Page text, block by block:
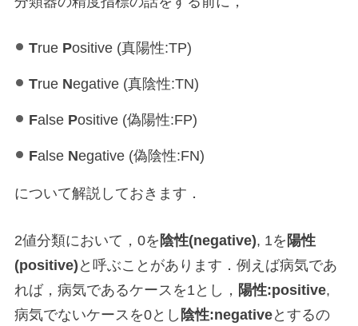
True Positive (真陽性:TP)
True Negative (真陰性:TN)
False Positive (偽陽性:FP)
False Negative (偽陰性:FN)
について解説しておきます．
2値分類において，0を 陰性(negative), 1を 陽性
(positive) と呼ぶことがあります．例えば病気であ
れば，病気であるケースを1とし， 陽性:positive,
病気でないケースを0とし 陰性:negativeとするの